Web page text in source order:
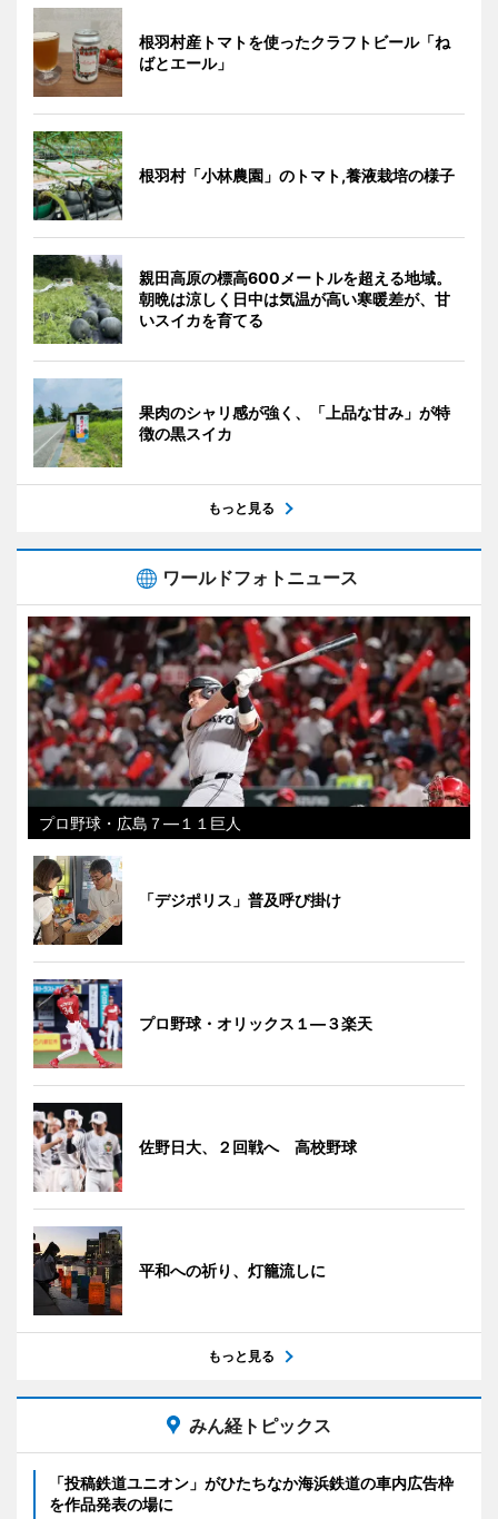
根羽村産トマトを使ったクラフトビール「ね
ばとエール」
根羽村「小林農園」のトマト,養液栽培の様子
親田高原の標高600メートルを超える地域。
朝晩は涼しく日中は気温が高い寒暖差が、甘
いスイカを育てる
果肉のシャリ感が強く、「上品な甘み」が特
徴の黒スイカ
もっと見る
ワールドフォトニュース
プロ野球・広島７―１１巨人
「デジポリス」普及呼び掛け
プロ野球・オリックス１―３楽天
佐野日大、２回戦へ 高校野球
平和への祈り、灯籠流しに
もっと見る
みん経トピックス
「投稿鉄道ユニオン」がひたちなか海浜鉄道の車内広告枠
を作品発表の場に